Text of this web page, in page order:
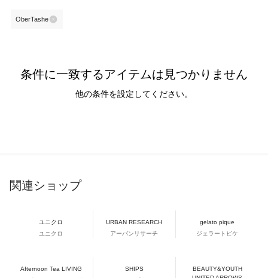
OberTashe
条件に一致するアイテムは見つかりません
他の条件を設定してください。
関連ショップ
ユニクロ
ユニクロ
URBAN RESEARCH
アーバンリサーチ
gelato pique
ジェラートピケ
Afternoon Tea LIVING
SHIPS
BEAUTY&YOUTH